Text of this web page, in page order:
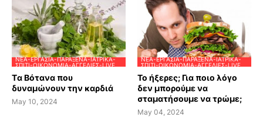
ΝΈΑ-ΕΡΓΑΣΊΑ-ΠΑΡΆΞΕΝΑ-ΙΑΤΡΙΚΆ-
ΣΠΊΤΙ-ΟΙΚΟΝΟΜΊΑ-ΑΓΓΕΛΊΕΣ-LIVE
Tα Βότανα που
δυναμώνουν την καρδιά
May 10, 2024
ΝΈΑ-ΕΡΓΑΣΊΑ-ΠΑΡΆΞΕΝΑ-ΙΑΤΡΙΚΆ-
ΣΠΊΤΙ-ΟΙΚΟΝΟΜΊΑ-ΑΓΓΕΛΊΕΣ-LIVE
Το ήξερες; Για ποιο λόγο
δεν μπορούμε να
σταματήσουμε να τρώμε;
May 04, 2024